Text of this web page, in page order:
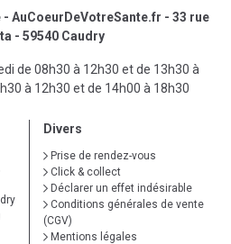
AuCoeurDeVotreSante.fr - 33 rue
- 59540 Caudry
de 08h30 à 12h30 et de 13h30 à
à 12h30 et de 14h00 à 18h30
Divers
Prise de rendez-vous
Click & collect
Déclarer un effet indésirable
Conditions générales de vente
(CGV)
Mentions légales